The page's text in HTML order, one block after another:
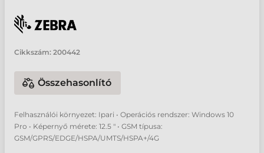
Cikkszám: 200442
Összehasonlító
Felhasználói környezet: Ipari • Operációs rendszer: Windows 10
Pro • Képernyő mérete: 12.5 " • GSM típusa:
GSM/GPRS/EDGE/HSPA/UMTS/HSPA+/4G